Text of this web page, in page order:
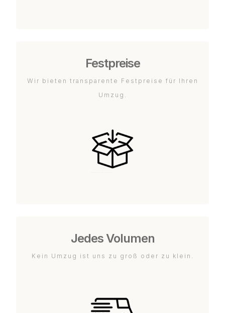
Festpreise
Wir bieten transparente Festpreise für Ihren
Umzug.
Jedes Volumen
Kein Umzug ist uns zu groß oder zu klein.